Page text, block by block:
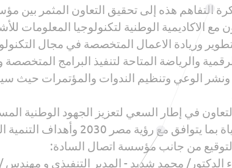
التفاهم هذه إلى تحقيق التعاون المثمر بين
مع الاكاديمية الوطنية لتكنولوجيا
وريادة الاعمال المتخصصة في مجال
والرياضة المتاحة لتنفيذ البرامج
الوعي وتنظيم الندوات والمؤتمرات حيث
في إطار السعي لتعزيز الجهود الوطنية
مع رؤية مصر 2030 وأهداف التنمية المستدامة.
من جانب مؤسسة اتصال السادة:
الدكتور/ محمد شديد - المدير التنفيذي و